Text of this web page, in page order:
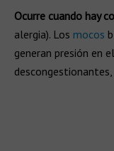
Ocurre cuando hay
alergia). Los mocos
generan presión en